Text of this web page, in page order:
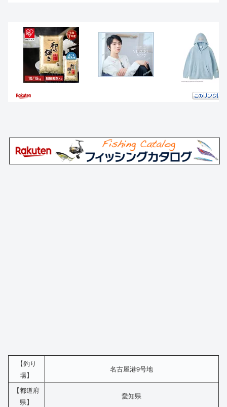
【釣り
場】
名古屋港9号地
【都道府
県】
愛知県